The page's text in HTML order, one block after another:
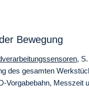
Bewegung
,
des gesamten
Vorgabebahn, Messzeit